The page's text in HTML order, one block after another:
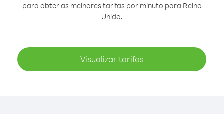
para obter as melhores tarifas por minuto para Reino
Unido.
Visualizar tarifas